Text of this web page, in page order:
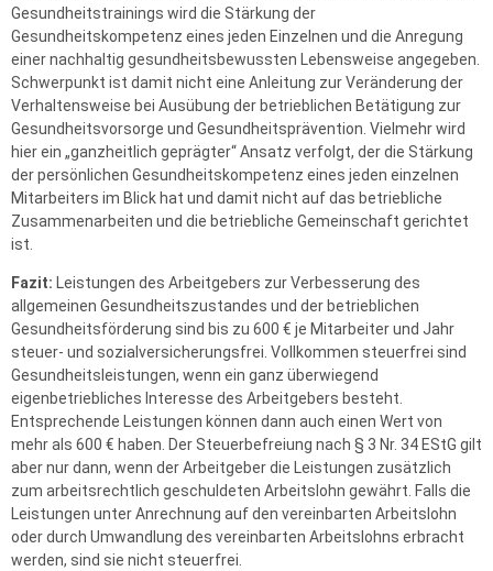
Gesundheitstrainings wird die Stärkung der
Gesundheitskompetenz eines jeden Einzelnen und die Anregung
einer nachhaltig gesundheitsbewussten Lebensweise angegeben.
Schwerpunkt ist damit nicht eine Anleitung zur Veränderung der
Verhaltensweise bei Ausübung der betrieblichen Betätigung zur
Gesundheitsvorsorge und Gesundheitsprävention. Vielmehr wird
hier ein „ganzheitlich geprägter“ Ansatz verfolgt, der die Stärkung
der persönlichen Gesundheitskompetenz eines jeden einzelnen
Mitarbeiters im Blick hat und damit nicht auf das betriebliche
Zusammenarbeiten und die betriebliche Gemeinschaft gerichtet
ist.
Fazit: Leistungen des Arbeitgebers zur Verbesserung des
allgemeinen Gesundheitszustandes und der betrieblichen
Gesundheitsförderung sind bis zu 600 € je Mitarbeiter und Jahr
steuer- und sozialversicherungsfrei. Vollkommen steuerfrei sind
Gesundheitsleistungen, wenn ein ganz überwiegend
eigenbetriebliches Interesse des Arbeitgebers besteht.
Entsprechende Leistungen können dann auch einen Wert von
mehr als 600 € haben. Der Steuerbefreiung nach § 3 Nr. 34 EStG gilt
aber nur dann, wenn der Arbeitgeber die Leistungen zusätzlich
zum arbeitsrechtlich geschuldeten Arbeitslohn gewährt. Falls die
Leistungen unter Anrechnung auf den vereinbarten Arbeitslohn
oder durch Umwandlung des vereinbarten Arbeitslohns erbracht
werden, sind sie nicht steuerfrei.